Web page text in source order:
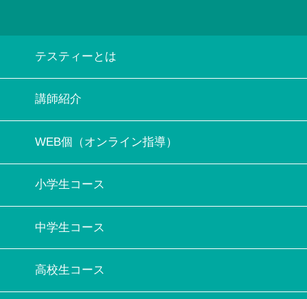
テスティーとは
講師紹介
WEB個（オンライン指導）
小学生コース
中学生コース
高校生コース